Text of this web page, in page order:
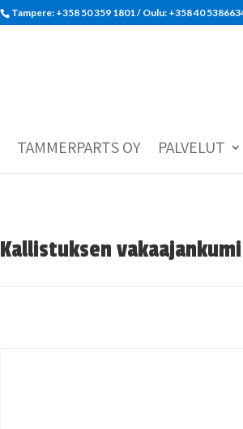
Tampere: +358 50 359 1801‬ / Oulu: +358 40
TAMMERPARTS OY PALVELUT
Kallistuksen